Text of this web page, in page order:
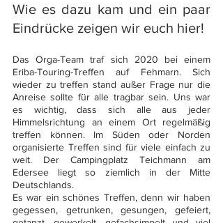
Wie es dazu kam und ein paar
Eindrücke zeigen wir euch hier!
Das Orga-Team traf sich 2020 bei einem
Eriba-Touring-Treffen auf Fehmarn. Sich
wieder zu treffen stand außer Frage nur die
Anreise sollte für alle tragbar sein. Uns war
es wichtig, dass sich alle aus jeder
Himmelsrichtung an einem Ort regelmäßig
treffen können. Im Süden oder Norden
organisierte Treffen sind für viele einfach zu
weit. Der Campingplatz Teichmann am
Edersee liegt so ziemlich in der Mitte
Deutschlands.
Es war ein schönes Treffen, denn wir haben
gegessen, getrunken, gesungen, gefeiert,